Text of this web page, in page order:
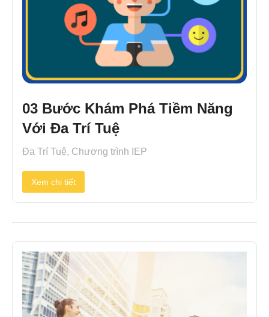
03 Bước Khám Phá Tiềm Năng
Với Đa Trí Tuệ
Đa Trí Tuệ, Chương trình IEP
Xem chi tiết